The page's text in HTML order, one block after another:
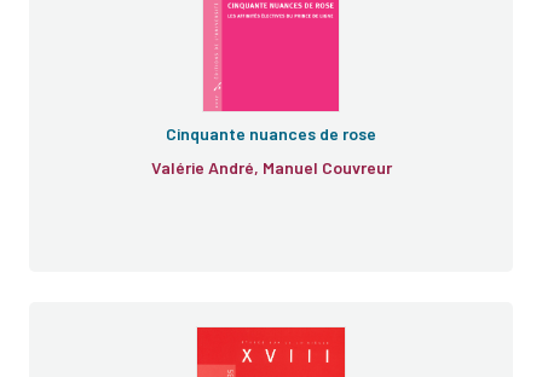
Cinquante nuances de rose
Valérie André, Manuel Couvreur